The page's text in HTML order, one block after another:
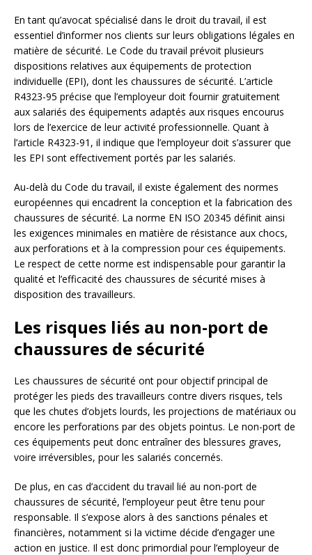
En tant qu’avocat spécialisé dans le droit du travail, il est
essentiel d’informer nos clients sur leurs obligations légales en
matière de sécurité. Le Code du travail prévoit plusieurs
dispositions relatives aux équipements de protection
individuelle (EPI), dont les chaussures de sécurité. L’article
R4323-95 précise que l’employeur doit fournir gratuitement
aux salariés des équipements adaptés aux risques encourus
lors de l’exercice de leur activité professionnelle. Quant à
l’article R4323-91, il indique que l’employeur doit s’assurer que
les EPI sont effectivement portés par les salariés.
Au-delà du Code du travail, il existe également des normes
européennes qui encadrent la conception et la fabrication des
chaussures de sécurité. La norme EN ISO 20345 définit ainsi
les exigences minimales en matière de résistance aux chocs,
aux perforations et à la compression pour ces équipements.
Le respect de cette norme est indispensable pour garantir la
qualité et l’efficacité des chaussures de sécurité mises à
disposition des travailleurs.
Les risques liés au non-port de
chaussures de sécurité
Les chaussures de sécurité ont pour objectif principal de
protéger les pieds des travailleurs contre divers risques, tels
que les chutes d’objets lourds, les projections de matériaux ou
encore les perforations par des objets pointus. Le non-port de
ces équipements peut donc entraîner des blessures graves,
voire irréversibles, pour les salariés concernés.
De plus, en cas d’accident du travail lié au non-port de
chaussures de sécurité, l’employeur peut être tenu pour
responsable. Il s’expose alors à des sanctions pénales et
financières, notamment si la victime décide d’engager une
action en justice. Il est donc primordial pour l’employeur de